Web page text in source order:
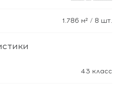
1.786 м² / 8 шт.
43 класс